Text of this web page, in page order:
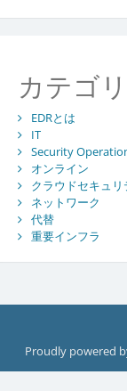
カテゴ
EDRとは
IT
Security
オンライン
クラウドセキュリ
ネットワーク
代替
重要インフラ
Proudly powered